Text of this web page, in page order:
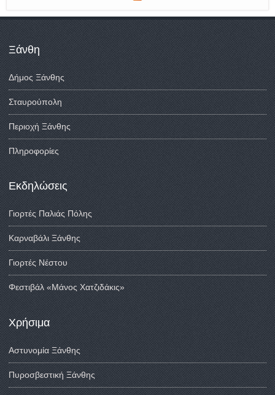
Ξάνθη
Δήμος Ξάνθης
Σταυρούπολη
Περιοχή Ξάνθης
Πληροφορίες
Εκδηλώσεις
Γιορτές Παλιάς Πόλης
Καρναβάλι Ξάνθης
Γιορτές Νέστου
Φεστιβάλ «Μάνος Χατζιδάκις»
Χρήσιμα
Αστυνομία Ξάνθης
Πυροσβεστική Ξάνθης